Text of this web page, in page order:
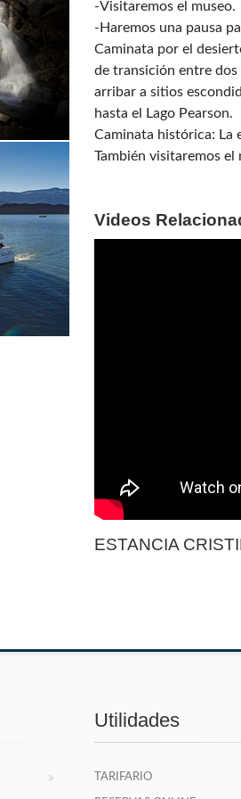
-Visitaremos el museo.
-Haremos una pausa
Caminata por el
de transición entre
arribar a sitios
hasta el Lago Pearson.
Caminata histórica: La
También visitaremos
Videos
ESTANCIA
Utilidades
TARIFARIO